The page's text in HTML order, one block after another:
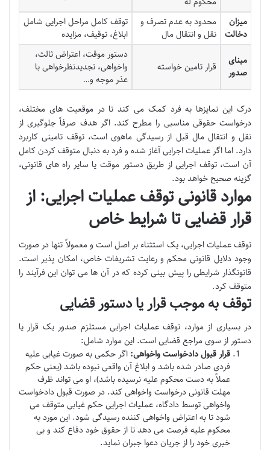
میزان
دخالت
محدود به عدم تصرف و
نقل و انتقال مال
توقف کامل مراحل اجرایی شامل
ابلاغ، توقیف، مزایده
مبنای
صدور
قرار تامین خواسته
دستور موقت، اعتراض ثالث،
واخواهی، تجدیدنظرخواهی با
عذر موجه و…
درک این تمایزها به فرد کمک می کند تا در موقعیت های مختلف،
درخواست حقوقی مناسبی را مطرح کند. اگر هدف صرفاً جلوگیری از
نقل و انتقال مال قبل از رسیدگی ماهوی است، توقف تامینی کاربرد
دارد. اما اگر عملیات اجرایی آغاز شده و فرد به دنبال متوقف کردن کامل
آن است، توقف اجرایی از طریق دستور موقت یا سایر راه های قانونی،
گزینه صحیح خواهد بود.
موارد قانونی توقف عملیات اجرایی: از
قرار قضایی تا شرایط خاص
توقف عملیات اجرایی، یک استثناء بر اصل است و معمولاً تنها در صورت
وجود دلایل قانونی محکم و رعایت تشریفات خاص، امکان پذیر است.
قانونگذار شرایطی را پیش بینی کرده که در آن ها می توان این فرآیند را
متوقف کرد.
توقف به موجب قرار یا دستور قضایی
در بسیاری از موارد، توقف عملیات اجرایی مستلزم صدور یک قرار یا
دستور از سوی مراجع قضایی است. این موارد شامل:
قرار قبول دادخواست واخواهی: اگر حکمی به صورت غیابی علیه
فردی صادر شده باشد و ابلاغ آن واقعی نبوده باشد (یعنی حکم
عملاً به دست محکوم علیه نرسیده باشد)، او می تواند ظرف
مهلت قانونی درخواست واخواهی کند. در صورت قبول دادخواست
واخواهی توسط دادگاه، عملیات اجرایی حکم غیابی متوقف می
شود تا به اعتراض واخواهی کننده رسیدگی شود. این مورد به
محکوم علیه فرصت می دهد تا از حقوق خود دفاع کند و بی
خبری خود را از جریان دعوا جبران نماید.